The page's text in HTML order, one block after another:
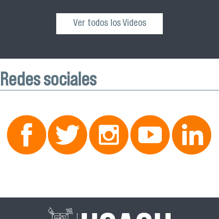
Ver todos los Videos
Redes sociales